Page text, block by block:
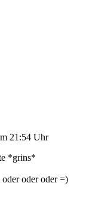
21:54 Uhr
*grins*
oder oder =)